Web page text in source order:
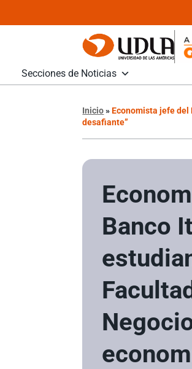
Secciones de Noticias
Inicio»Economista jefe del
desafiante”
Banco